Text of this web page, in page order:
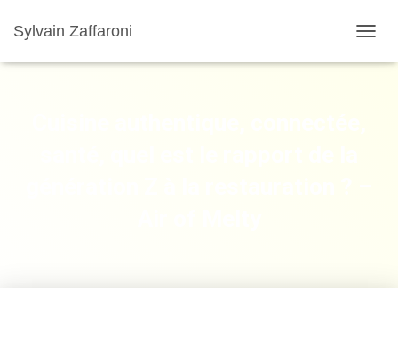
Sylvain Zaffaroni